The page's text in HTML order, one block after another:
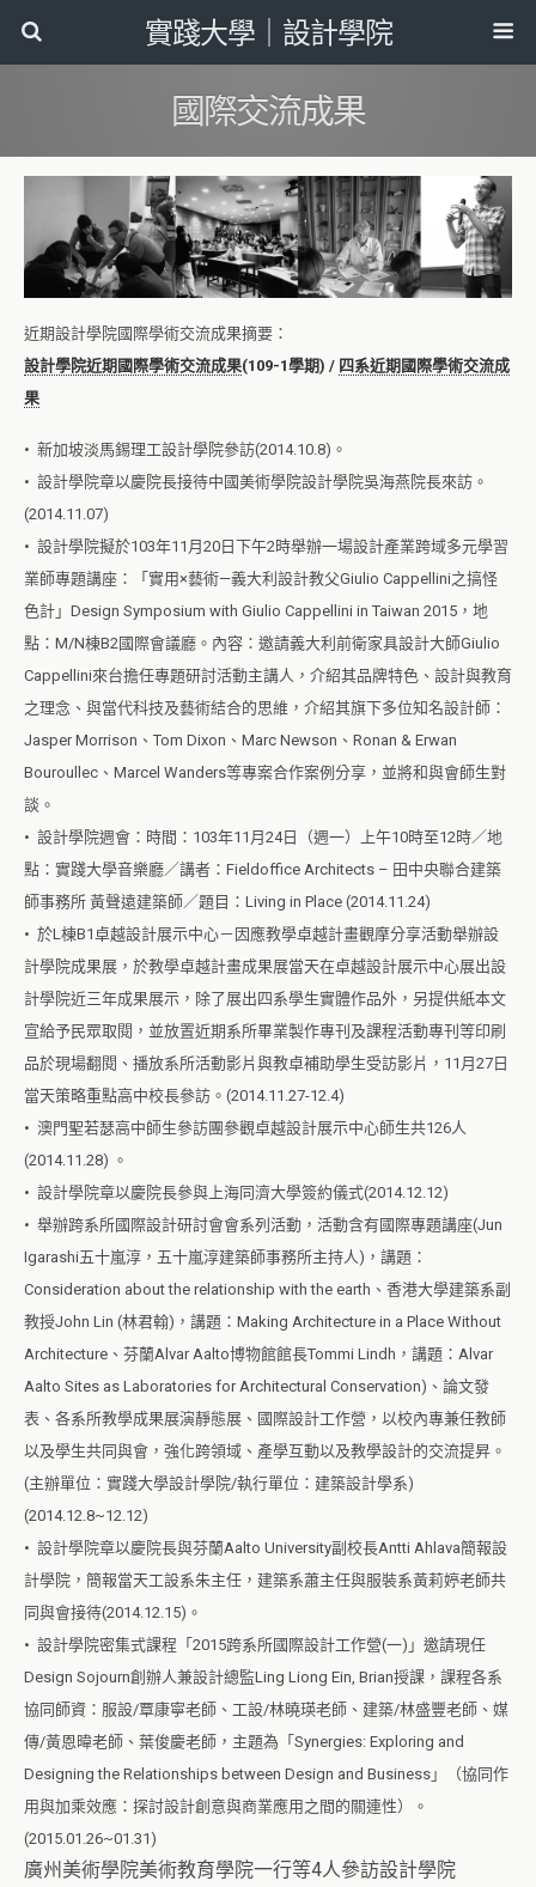
實踐大學｜設計學院
國際交流成果
近期設計學院國際學術交流成果摘要：
設計學院近期國際學術交流成果(109-1學期) / 四系近期國際學術交流成
果
• 新加坡淡馬錫理工設計學院參訪(2014.10.8)。
• 設計學院章以慶院長接待中國美術學院設計學院吳海燕院長來訪。
(2014.11.07)
• 設計學院擬於103年11月20日下午2時舉辦一場設計產業跨域多元學習
業師專題講座：「實用×藝術—義大利設計教父Giulio Cappellini之搞怪
色計」Design Symposium with Giulio Cappellini in Taiwan 2015，地
點：M/N棟B2國際會議廳。內容：邀請義大利前衛家具設計大師Giulio
Cappellini來台擔任專題研討活動主講人，介紹其品牌特色、設計與教育
之理念、與當代科技及藝術結合的思維，介紹其旗下多位知名設計師：
Jasper Morrison、Tom Dixon、Marc Newson、Ronan & Erwan
Bouroullec、Marcel Wanders等專案合作案例分享，並將和與會師生對
談。
• 設計學院週會：時間：103年11月24日（週一）上午10時至12時／地
點：實踐大學音樂廳／講者：Fieldoffice Architects – 田中央聯合建築
師事務所 黃聲遠建築師／題目：Living in Place (2014.11.24)
• 於L棟B1卓越設計展示中心－因應教學卓越計畫觀摩分享活動舉辦設
計學院成果展，於教學卓越計畫成果展當天在卓越設計展示中心展出設
計學院近三年成果展示，除了展出四系學生實體作品外，另提供紙本文
宣給予民眾取閱，並放置近期系所畢業製作專刊及課程活動專刊等印刷
品於現場翻閱、播放系所活動影片與教卓補助學生受訪影片，11月27日
當天策略重點高中校長參訪。(2014.11.27-12.4)
• 澳門聖若瑟高中師生參訪團參觀卓越設計展示中心師生共126人
(2014.11.28) 。
• 設計學院章以慶院長參與上海同濟大學簽約儀式(2014.12.12)
• 舉辦跨系所國際設計研討會會系列活動，活動含有國際專題講座(Jun
Igarashi五十嵐淳，五十嵐淳建築師事務所主持人)，講題：
Consideration about the relationship with the earth、香港大學建築系副
教授John Lin (林君翰)，講題：Making Architecture in a Place Without
Architecture、芬蘭Alvar Aalto博物館館長Tommi Lindh，講題：Alvar
Aalto Sites as Laboratories for Architectural Conservation)、論文發
表、各系所教學成果展演靜態展、國際設計工作營，以校內專兼任教師
以及學生共同與會，強化跨領域、產學互動以及教學設計的交流提昇。
(主辦單位：實踐大學設計學院/執行單位：建築設計學系)
(2014.12.8~12.12)
• 設計學院章以慶院長與芬蘭Aalto University副校長Antti Ahlava簡報設
計學院，簡報當天工設系朱主任，建築系蕭主任與服裝系黃莉婷老師共
同與會接待(2014.12.15)。
• 設計學院密集式課程「2015跨系所國際設計工作營(一)」邀請現任
Design Sojourn創辦人兼設計總監Ling Liong Ein, Brian授課，課程各系
協同師資：服設/覃康寧老師、工設/林曉瑛老師、建築/林盛豐老師、媒
傳/黃恩暐老師、葉俊慶老師，主題為「Synergies: Exploring and
Designing the Relationships between Design and Business」（協同作
用與加乘效應：探討設計創意與商業應用之間的關連性）。
(2015.01.26~01.31)
廣州美術學院美術教育學院一行等4人參訪設計學院